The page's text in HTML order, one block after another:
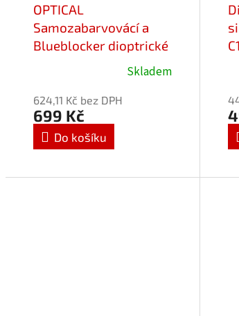
OPTICAL
Samozabarvovácí a
Blueblocker dioptrické
brýle 25701-C2/+2,00
Skladem
624,11 Kč bez DPH
699 Kč
Do košíku